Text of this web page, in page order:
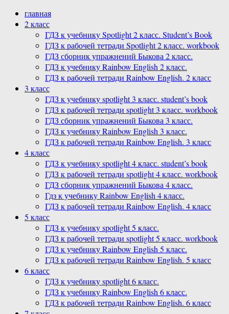
главная
2 класс
ГДЗ к учебнику Spotlight 2 класс. Student’s Book
ГДЗ к рабочей тетради Spotlight 2 класс. workbook
ГДЗ сборник упражнений Быкова 2 класс.
ГДЗ к учебнику Rainbow English 2 класс.
ГДЗ к рабочей тетради Rainbow English. 2 класс
3 класс
ГДЗ к учебнику spotlight 3 класс. student’s book
ГДЗ к рабочей тетради spotlight 3 класс. workbook
ГДЗ сборник упражнений Быкова 3 класс.
ГДЗ к учебнику Rainbow English 3 класс.
ГДЗ к рабочей тетради Rainbow English. 3 класс
4 класс
ГДЗ к учебнику spotlight 4 класс. student’s book
ГДЗ к рабочей тетради spotlight 4 класс. workbook
ГДЗ сборник упражнений Быкова 4 класс.
Гдз к учебнику Rainbow English 4 класс.
ГДЗ к рабочей тетради Rainbow English. 4 класс
5 класс
ГДЗ к учебнику spotlight 5 класс.
ГДЗ к рабочей тетради spotlight 5 класс. workbook
ГДЗ к учебнику Rainbow English 5 класс.
ГДЗ к рабочей тетради Rainbow English. 5 класс
6 класс
ГДЗ к учебнику spotlight 6 класс.
ГДЗ к учебнику Rainbow English 6 класс.
ГДЗ к рабочей тетради Rainbow English. 6 класс